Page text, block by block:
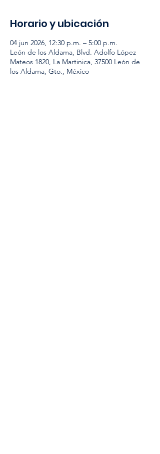
Horario y ubicación
04 jun 2026, 12:30 p.m. – 5:00 p.m.
León de los Aldama, Blvd. Adolfo López
Mateos 1820, La Martinica, 37500 León de
los Aldama, Gto., México